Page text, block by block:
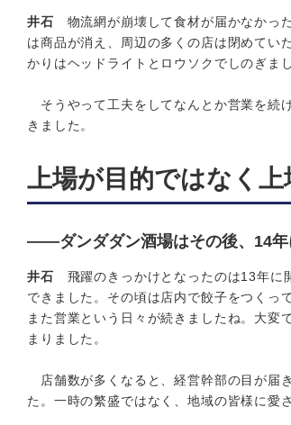
井石 物流網が崩壊して食材が届かなかっ
は商品が消え、周辺の多くの店は閉めてい
かりはヘッドライトとロウソクでしのぎま
そうやって工夫をしてなんとか営業を続
きました。
上場が目的ではなく
――ダンダダン酒場はその後、14年
井石 飛躍のきっかけとなったのは13年に
できました。その頃は店内で餃子をつくっ
また営業という日々が続きましたね。大変
まりました。
店舗数が多くなると、経営幹部の目が届
た。一時の繁盛ではなく、地域の皆様に愛